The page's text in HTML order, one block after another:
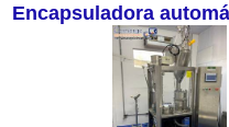
Encapsuladora